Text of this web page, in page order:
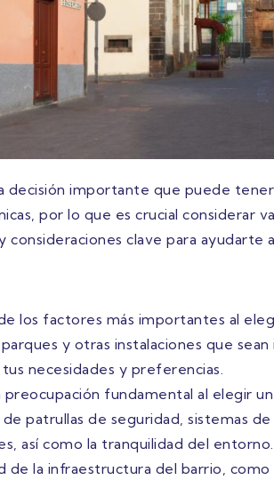
decisión importante que puede
por lo que es crucial considerar
consideraciones clave para ayudarte
los factores más importantes al
y otras instalaciones que
necesidades y preferencias.
preocupación fundamental al elegir
patrullas de seguridad, sistemas
así como la tranquilidad del entorno.
de la infraestructura del barrio,